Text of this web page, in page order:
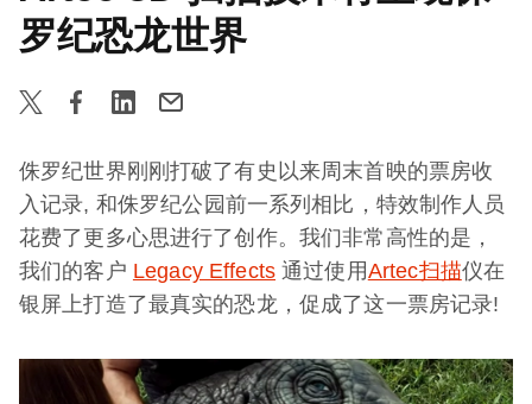
罗纪恐龙世界
侏罗纪世界刚刚打破了有史以来周末首映的票房收
入记录, 和侏罗纪公园前一系列相比，特效制作人员
花费了更多心思进行了创作。我们非常高性的是，
我们的客户 Legacy Effects 通过使用Artec扫描仪在
银屏上打造了最真实的恐龙，促成了这一票房记录!